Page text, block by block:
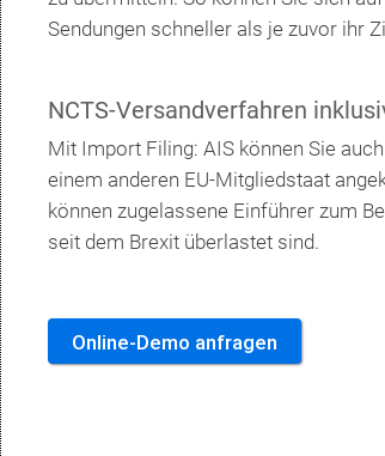
Sendungen schneller als je zuvor ihr
NCTS-Versandverfahren
Mit Import Filing: AIS können Sie
einem anderen EU-Mitgliedstaat
können zugelassene Einführer zum
seit dem Brexit überlastet sind.
Online-Demo anfragen